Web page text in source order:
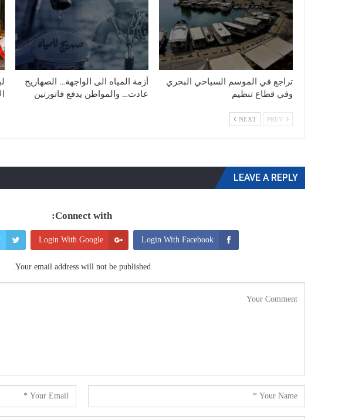
تراجع في الموسم السياحي البحري
وفي قطاع تنظيم
أزمة المياه الى الواجهة… الصهاريج
عادت… والمواطن يدفع فاتورتين
NEXT
LEAVE A REPLY
Connect with:
Login With Facebook
Login With Google
Your email address will not be published.